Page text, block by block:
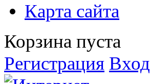
Карта сайта
Корзина пуста
Регистрация Вход